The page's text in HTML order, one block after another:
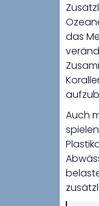
das
Auch